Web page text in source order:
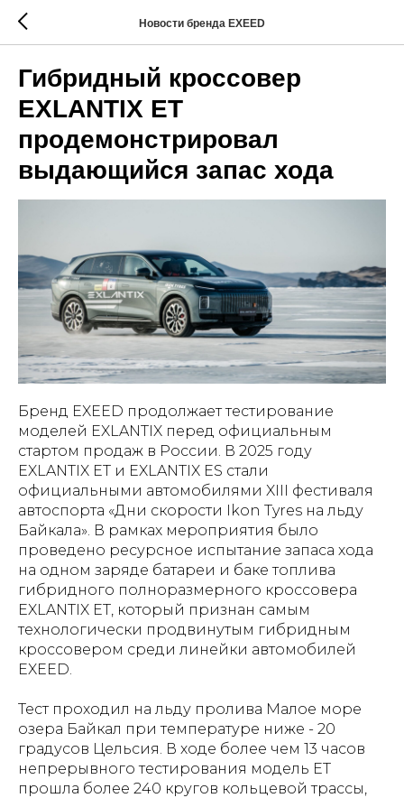
Новости бренда EXEED
Гибридный кроссовер
EXLANTIX ET
продемонстрировал
выдающийся запас хода
Бренд EXEED продолжает тестирование
моделей EXLANTIX перед официальным
стартом продаж в России. В 2025 году
EXLANTIX EТ и EXLANTIX ES стали
официальными автомобилями XIII фестиваля
автоспорта «Дни скорости Ikon Tyres на льду
Байкала». В рамках мероприятия было
проведено ресурсное испытание запаса хода
на одном заряде батареи и баке топлива
гибридного полноразмерного кроссовера
EXLANTIX ET, который признан самым
технологически продвинутым гибридным
кроссовером среди линейки автомобилей
EXEED.
Тест проходил на льду пролива Малое море
озера Байкал при температуре ниже - 20
градусов Цельсия. В ходе более чем 13 часов
непрерывного тестирования модель ET
прошла более 240 кругов кольцевой трассы,